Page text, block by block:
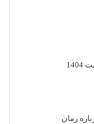
رمان